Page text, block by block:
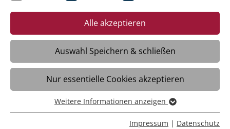
Spannung und
Action?
Das hab ich jeden Tag!
Alle akzeptieren
Auswahl Speichern & schließen
Nur essentielle Cookies akzeptieren
Essentiell
Essentielle Cookies werden für grundlegende Funktionen
Weitere Informationen anzeigen
Impressum | Datenschutz